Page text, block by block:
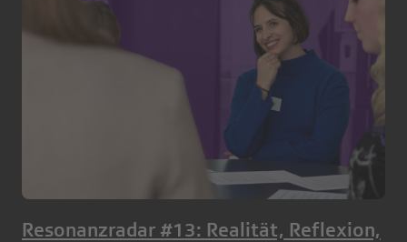
Resonanzradar #13: Realität, Reflexion,